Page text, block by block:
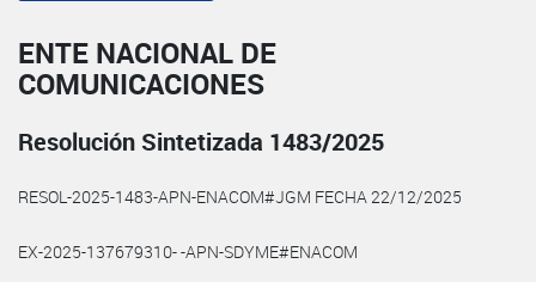
ENTE NACIONAL DE
COMUNICACIONES
Resolución Sintetizada 1483/2025
RESOL-2025-1483-APN-ENACOM#JGM FECHA 22/12/2025
EX-2025-137679310- -APN-SDYME#ENACOM